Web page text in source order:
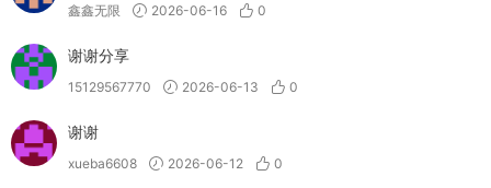
鑫鑫无限 2026-06-16 0
谢谢分享
15129567770 2026-06-13 0
谢谢
xueba6608 2026-06-12 0